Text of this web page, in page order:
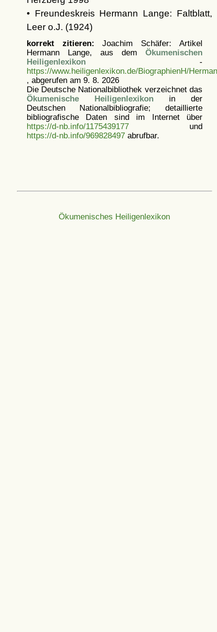
• Freundeskreis Hermann Lange: Faltblatt,
Leer o.J. (1924)
korrekt zitieren: Joachim Schäfer: Artikel
Hermann Lange, aus dem Ökumenischen
Heiligenlexikon-
https://www.heiligenlexikon.de/BiographienH/
, abgerufen am 9. 8. 2026
Die Deutsche Nationalbibliothek verzeichnet das
Ökumenische Heiligenlexikonin der
Deutschen Nationalbibliografie; detaillierte
bibliografische Daten sind im Internet über
https://d-nb.info/1175439177und
https://d-nb.info/969828497abrufbar.
Ökumenisches Heiligenlexikon